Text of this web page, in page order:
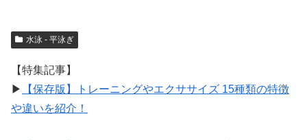
水泳 - 平泳ぎ
【特集記事】
▶︎
【保存版】トレーニングやエクササイズ 15種類の特徴
や違いを紹介！